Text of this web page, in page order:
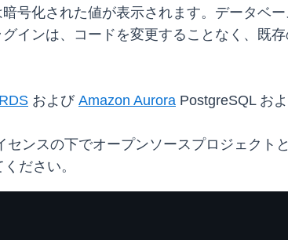
号化された値が表示されます。データベ
インは、コードを変更することなく、既
および Amazon Aurora PostgreSQL お
ンスの下でオープンソースプロジェクト
ださい。